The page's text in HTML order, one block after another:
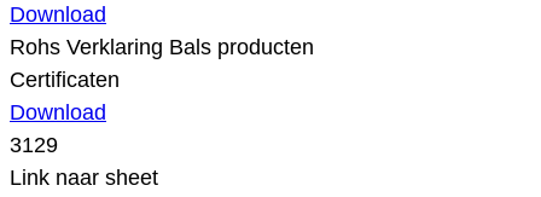
Download
Rohs Verklaring Bals producten
Certificaten
Download
3129
Link naar sheet